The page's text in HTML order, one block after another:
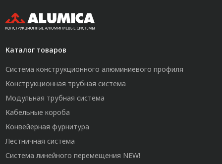
Каталог товаров
Система конструкционного алюминиевого профиля
Конструкционная трубная система
Модульная трубная система
Кабельные короба
Конвейерная фурнитура
Лестничная система
Система линейного перемещения NEW!